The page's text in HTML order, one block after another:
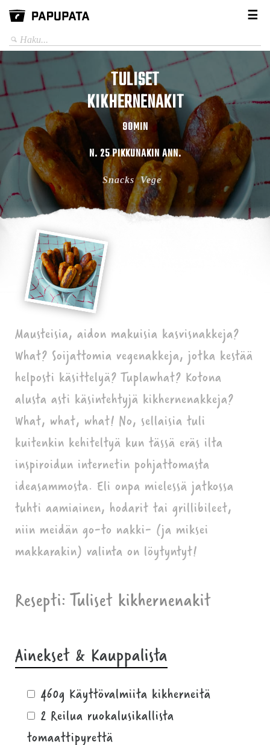
☰
TULISET
KIKHERNENAKIT
90MIN
N. 25 PIKKUNAKIN ANN.
Snacks Vege
Mausteisia, aidon makuisia kasvisnakkeja?
What? Soijattomia vegenakkeja, jotka kestää
helposti käsittelyä? Tuplawhat? Kotona
alusta asti käsintehtyjä kikhernenakkeja?
What, what, what! No, sellaisia tuli
kuitenkin kehiteltyä kun tässä eräs ilta
inspiroidun internetin pohjattomasta
ideasammosta. Eli onpa mielessä jatkossa
tuhti aamiainen, hodarit tai grillibileet,
niin meidän go-to nakki- (ja miksei
makkarakin) valinta on löytyntyt!
Resepti: Tuliset kikhernenakit
Ainekset & Kauppalista
460g Käyttövalmiita kikherneitä
2 Reilua ruokalusikallista
tomaattipyrettä